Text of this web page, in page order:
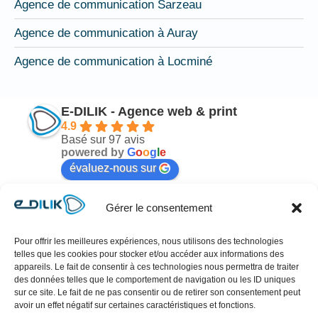
Gérer le consentement
Pour offrir les meilleures expériences, nous utilisons des technologies
telles que les cookies pour stocker et/ou accéder aux informations des
appareils. Le fait de consentir à ces technologies nous permettra de traiter
des données telles que le comportement de navigation ou les ID uniques
sur ce site. Le fait de ne pas consentir ou de retirer son consentement peut
avoir un effet négatif sur certaines caractéristiques et fonctions.
Agence de communication Sarzeau
Agence de communication à Auray
Agence de communication à Locminé
E-DILIK - Agence web & print
4.9
Basé sur 97 avis
powered by Goog e
évaluez-nous sur
Cher Antoine !!!Sincèrement Merci pour votre
travail hyper professionnel, rapide et très
esthétique !! Référencement qui se profile… ai